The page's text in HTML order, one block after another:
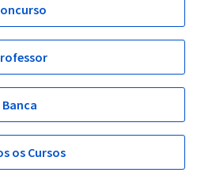
Banca
os Cursos